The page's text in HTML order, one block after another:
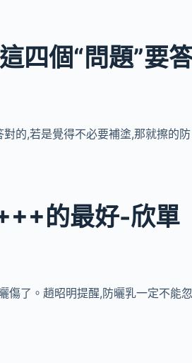
四個“問題”要
的,若是覺得不必要補塗,那就擦的防
的最好-欣單
傷了。趙昭明提醒,防曬乳一定不能